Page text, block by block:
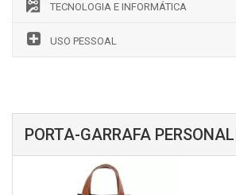
TECNOLOGIA E INFORMÁTICA
USO PESSOAL
PORTA-GARRAFA